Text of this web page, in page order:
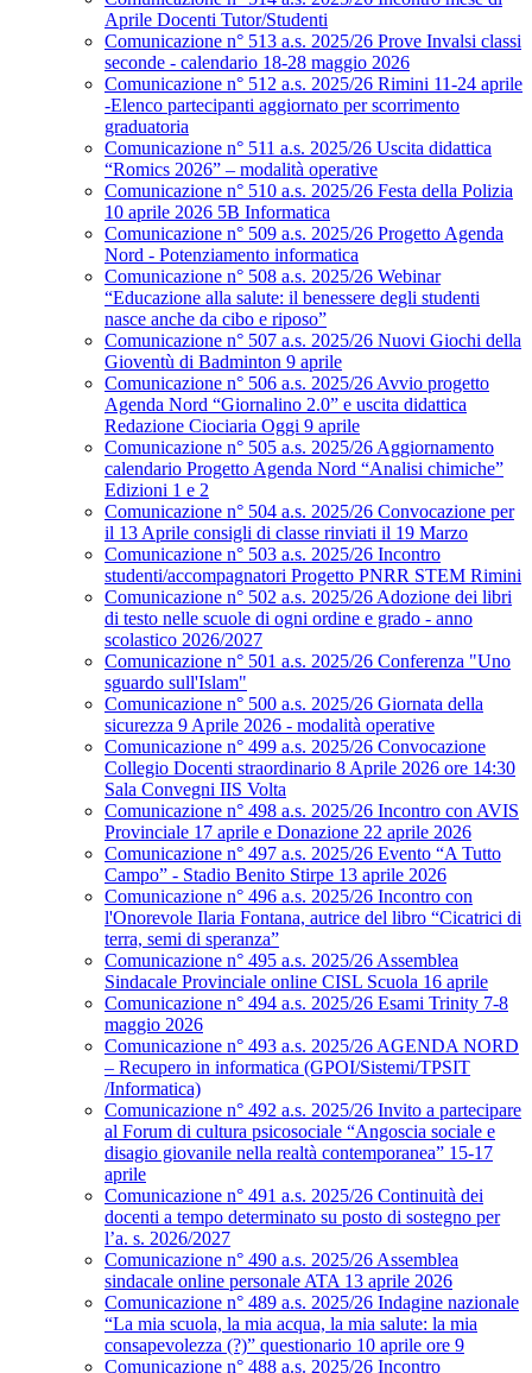
Aprile Docenti Tutor/Studenti
Comunicazione n° 513 a.s. 2025/26 Prove Invalsi classi
seconde - calendario 18-28 maggio 2026
Comunicazione n° 512 a.s. 2025/26 Rimini 11-24 aprile
-Elenco partecipanti aggiornato per scorrimento
graduatoria
Comunicazione n° 511 a.s. 2025/26 Uscita didattica
“Romics 2026” – modalità operative
Comunicazione n° 510 a.s. 2025/26 Festa della Polizia
10 aprile 2026 5B Informatica
Comunicazione n° 509 a.s. 2025/26 Progetto Agenda
Nord - Potenziamento informatica
Comunicazione n° 508 a.s. 2025/26 Webinar
“Educazione alla salute: il benessere degli studenti
nasce anche da cibo e riposo”
Comunicazione n° 507 a.s. 2025/26 Nuovi Giochi della
Gioventù di Badminton 9 aprile
Comunicazione n° 506 a.s. 2025/26 Avvio progetto
Agenda Nord “Giornalino 2.0” e uscita didattica
Redazione Ciociaria Oggi 9 aprile
Comunicazione n° 505 a.s. 2025/26 Aggiornamento
calendario Progetto Agenda Nord “Analisi chimiche”
Edizioni 1 e 2
Comunicazione n° 504 a.s. 2025/26 Convocazione per
il 13 Aprile consigli di classe rinviati il 19 Marzo
Comunicazione n° 503 a.s. 2025/26 Incontro
studenti/accompagnatori Progetto PNRR STEM Rimini
Comunicazione n° 502 a.s. 2025/26 Adozione dei libri
di testo nelle scuole di ogni ordine e grado - anno
scolastico 2026/2027
Comunicazione n° 501 a.s. 2025/26 Conferenza "Uno
sguardo sull'Islam"
Comunicazione n° 500 a.s. 2025/26 Giornata della
sicurezza 9 Aprile 2026 - modalità operative
Comunicazione n° 499 a.s. 2025/26 Convocazione
Collegio Docenti straordinario 8 Aprile 2026 ore 14:30
Sala Convegni IIS Volta
Comunicazione n° 498 a.s. 2025/26 Incontro con AVIS
Provinciale 17 aprile e Donazione 22 aprile 2026
Comunicazione n° 497 a.s. 2025/26 Evento “A Tutto
Campo” - Stadio Benito Stirpe 13 aprile 2026
Comunicazione n° 496 a.s. 2025/26 Incontro con
l'Onorevole Ilaria Fontana, autrice del libro “Cicatrici di
terra, semi di speranza”
Comunicazione n° 495 a.s. 2025/26 Assemblea
Sindacale Provinciale online CISL Scuola 16 aprile
Comunicazione n° 494 a.s. 2025/26 Esami Trinity 7-8
maggio 2026
Comunicazione n° 493 a.s. 2025/26 AGENDA NORD
– Recupero in informatica (GPOI/Sistemi/TPSIT
/Informatica)
Comunicazione n° 492 a.s. 2025/26 Invito a partecipare
al Forum di cultura psicosociale “Angoscia sociale e
disagio giovanile nella realtà contemporanea” 15-17
aprile
Comunicazione n° 491 a.s. 2025/26 Continuità dei
docenti a tempo determinato su posto di sostegno per
l’a. s. 2026/2027
Comunicazione n° 490 a.s. 2025/26 Assemblea
sindacale online personale ATA 13 aprile 2026
Comunicazione n° 489 a.s. 2025/26 Indagine nazionale
“La mia scuola, la mia acqua, la mia salute: la mia
consapevolezza (?)” questionario 10 aprile ore 9
Comunicazione n° 488 a.s. 2025/26 Incontro